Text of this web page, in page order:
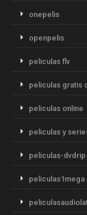
onepelis
openpelis
peliculas flv
peliculas gratis
peliculas online
peliculas y
peliculas-dvdrip
peliculas1mega